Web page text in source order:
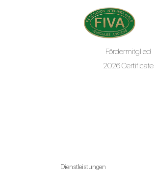
Fördermitglied
2026 Certificate
Dienstleistungen